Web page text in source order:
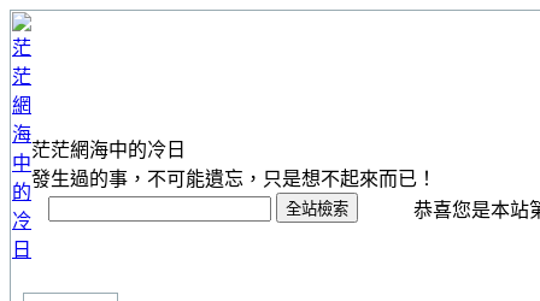
茫茫網海中的冷日
發生過的事，不可能遺忘，只是想不起來而已！
恭喜您是本站